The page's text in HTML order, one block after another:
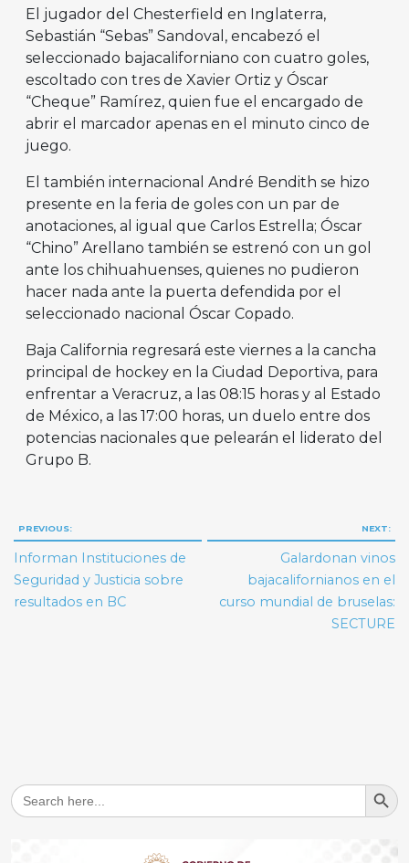
El jugador del Chesterfield en Inglaterra,
Sebastián “Sebas” Sandoval, encabezó el
seleccionado bajacaliforniano con cuatro goles,
escoltado con tres de Xavier Ortiz y Óscar
“Cheque” Ramírez, quien fue el encargado de
abrir el marcador apenas en el minuto cinco de
juego.
El también internacional André Bendith se hizo
presente en la feria de goles con un par de
anotaciones, al igual que Carlos Estrella; Óscar
“Chino” Arellano también se estrenó con un gol
ante los chihuahuenses, quienes no pudieron
hacer nada ante la puerta defendida por el
seleccionado nacional Óscar Copado.
Baja California regresará este viernes a la cancha
principal de hockey en la Ciudad Deportiva, para
enfrentar a Veracruz, a las 08:15 horas y al Estado
de México, a las 17:00 horas, un duelo entre dos
potencias nacionales que pelearán el liderato del
Grupo B.
Navegación
de
entradas
PREVIOUS:
Informan Instituciones de
Seguridad y Justicia sobre
resultados en BC
NEXT:
Galardonan vinos
bajacalifornianos en el
curso mundial de bruselas:
SECTURE
Search
for:
Search